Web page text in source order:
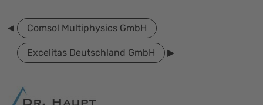
Comsol Multiphysics GmbH
Excelitas Deutschland GmbH